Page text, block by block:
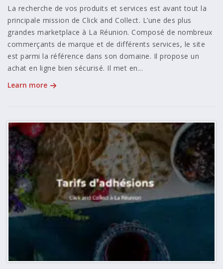
La recherche de vos produits et services est avant tout la
principale mission de Click and Collect. L’une des plus
grandes marketplace à La Réunion. Composé de nombreux
commerçants de marque et de différents services, le site
est parmi la référence dans son domaine. Il propose un
achat en ligne bien sécurisé. Il met en...
Learn more